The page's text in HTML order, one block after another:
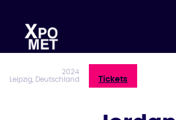
springen
2024
Leipzig, Deutschland
Tickets